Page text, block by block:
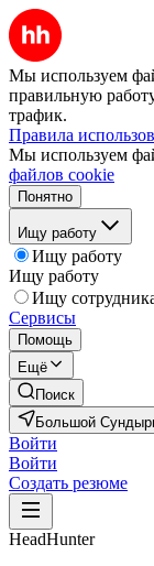
Мы используем
правильную
трафик.
Правила
Мы используем
файлов cookie
Понятно
Ищу работу
Ищу работу
Ищу работу
Ищу
Сервисы
Помощь
Ещё
Поиск
Большой
Войти
Войти
Создать резюме
HeadHunter